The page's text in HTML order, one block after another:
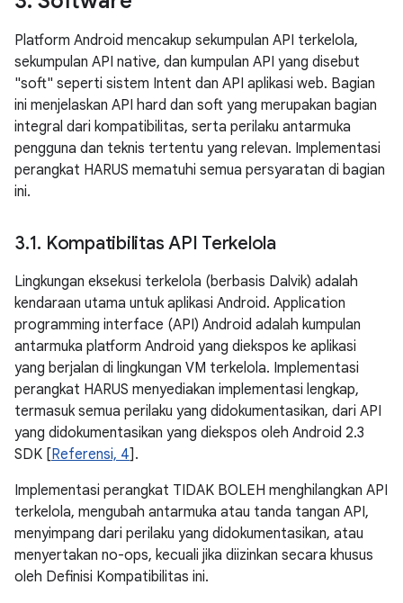
Platform Android mencakup sekumpulan API terkelola,
sekumpulan API native, dan kumpulan API yang disebut
"soft" seperti sistem Intent dan API aplikasi web. Bagian
ini menjelaskan API hard dan soft yang merupakan bagian
integral dari kompatibilitas, serta perilaku antarmuka
pengguna dan teknis tertentu yang relevan. Implementasi
perangkat HARUS mematuhi semua persyaratan di bagian
ini.
3.1. Kompatibilitas API Terkelola
Lingkungan eksekusi terkelola (berbasis Dalvik) adalah
kendaraan utama untuk aplikasi Android. Application
programming interface (API) Android adalah kumpulan
antarmuka platform Android yang diekspos ke aplikasi
yang berjalan di lingkungan VM terkelola. Implementasi
perangkat HARUS menyediakan implementasi lengkap,
termasuk semua perilaku yang didokumentasikan, dari API
yang didokumentasikan yang diekspos oleh Android 2.3
SDK [Referensi, 4].
Implementasi perangkat TIDAK BOLEH menghilangkan API
terkelola, mengubah antarmuka atau tanda tangan API,
menyimpang dari perilaku yang didokumentasikan, atau
menyertakan no-ops, kecuali jika diizinkan secara khusus
oleh Definisi Kompatibilitas ini.